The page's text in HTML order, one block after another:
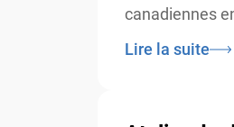
canadiennes
Lire la suite